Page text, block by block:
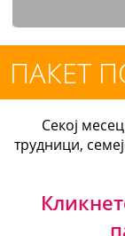
ПАКЕТ
Секој
трудници,